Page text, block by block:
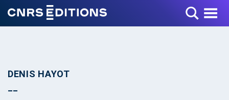
Toggle Menu
DENIS HAYOT